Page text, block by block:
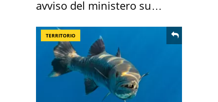
avviso del ministero su
TERRITORIO